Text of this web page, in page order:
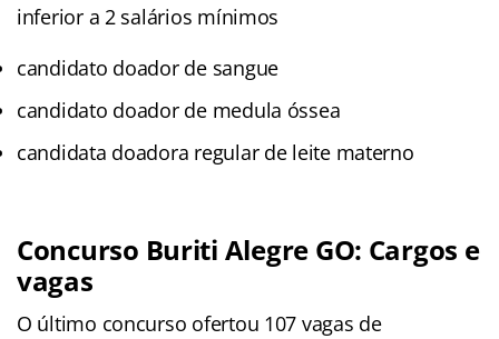
inferior a 2 salários mínimos
candidato doador de sangue
candidato doador de medula óssea
candidata doadora regular de leite materno
Concurso Buriti Alegre GO: Cargos e
vagas
O último concurso ofertou 107 vagas de